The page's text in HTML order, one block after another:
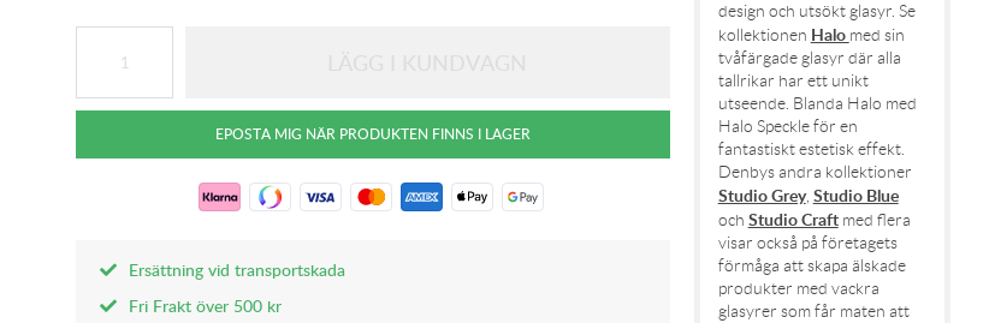
Ersättning vid transportskada
Fri Frakt över 500 kr
design och utsökt glasyr. Se
kollektionen Halo med sin
tvåfärgade glasyr där alla
tallrikar har ett unikt
utseende. Blanda Halo med
Halo Speckle för en
fantastiskt estetisk effekt.
Denbys andra kollektioner
Studio Grey, Studio Blue
och Studio Craftmed flera
visar också på företagets
förmåga att skapa älskade
produkter med vackra
glasyrer som får maten att